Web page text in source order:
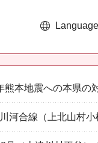
Language
熊本地震への本県の
河合線（上北山村